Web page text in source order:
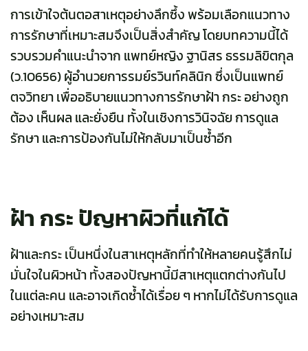
การเข้าใจต้นตอสาเหตุอย่างลึกซึ้ง พร้อมเลือกแนวทาง
การรักษาที่เหมาะสมจึงเป็นสิ่งสำคัญ โดยบทความนี้ได้
รวบรวมคำแนะนำจาก แพทย์หญิง ฐานิสร ธรรมลิขิตกุล
(ว.10656) ผู้อำนวยการรมย์รวินท์คลินิก ซึ่งเป็นแพทย์
ตจวิทยา เพื่ออธิบายแนวทางการรักษาฝ้า กระ อย่างถูก
ต้อง เห็นผล และยั่งยืน ทั้งในเชิงการวินิจฉัย การดูแล
รักษา และการป้องกันไม่ให้กลับมาเป็นซ้ำอีก
ฝ้า กระ ปัญหาผิวที่แก้ได้
ฝ้าและกระ เป็นหนึ่งในสาเหตุหลักที่ทำให้หลายคนรู้สึกไม่
มั่นใจในผิวหน้า ทั้งสองปัญหานี้มีสาเหตุแตกต่างกันไป
ในแต่ละคน และอาจเกิดซ้ำได้เรื่อย ๆ หากไม่ได้รับการดูแล
อย่างเหมาะสม